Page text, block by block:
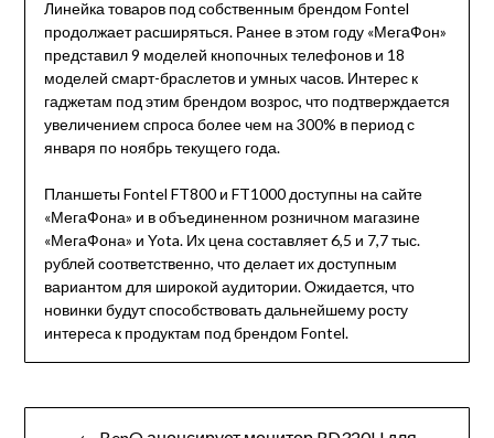
Линейка товаров под собственным брендом Fontel
продолжает расширяться. Ранее в этом году «МегаФон»
представил 9 моделей кнопочных телефонов и 18
моделей смарт-браслетов и умных часов. Интерес к
гаджетам под этим брендом возрос, что подтверждается
увеличением спроса более чем на 300% в период с
января по ноябрь текущего года.
Планшеты Fontel FT800 и FT1000 доступны на сайте
«МегаФона» и в объединенном розничном магазине
«МегаФона» и Yota. Их цена составляет 6,5 и 7,7 тыс.
рублей соответственно, что делает их доступным
вариантом для широкой аудитории. Ожидается, что
новинки будут способствовать дальнейшему росту
интереса к продуктам под брендом Fontel.
Навигация